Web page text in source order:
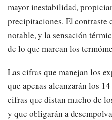
mayor inestabilidad,
precipitaciones. El contraste
notable, y la sensación
de lo que marcan los
Las cifras que manejan los
que apenas alcanzarán los
cifras que distan mucho de
y que obligarán a